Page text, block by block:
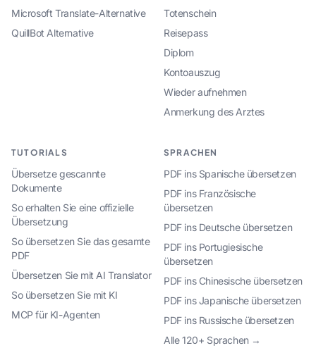
Microsoft Translate-Alternative
QuillBot Alternative
Totenschein
Reisepass
Diplom
Kontoauszug
Wieder aufnehmen
Anmerkung des Arztes
TUTORIALS
Übersetze gescannte
Dokumente
So erhalten Sie eine offizielle
Übersetzung
So übersetzen Sie das gesamte
PDF
Übersetzen Sie mit AI Translator
So übersetzen Sie mit KI
MCP für KI-Agenten
SPRACHEN
PDF ins Spanische übersetzen
PDF ins Französische
übersetzen
PDF ins Deutsche übersetzen
PDF ins Portugiesische
übersetzen
PDF ins Chinesische übersetzen
PDF ins Japanische übersetzen
PDF ins Russische übersetzen
Alle 120+ Sprachen →